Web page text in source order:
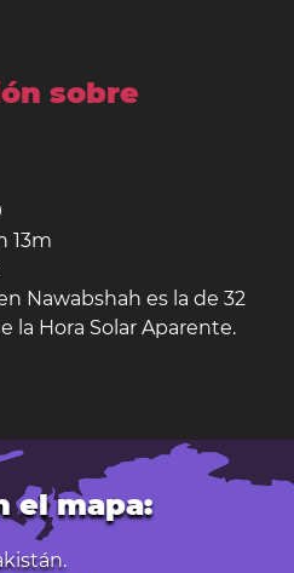
sobre
13m
Nawabshah es la de 32
la Hora Solar Aparente.
el mapa: